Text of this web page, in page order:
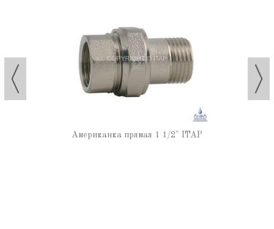
Американка прямая 1 1/2" ITAP